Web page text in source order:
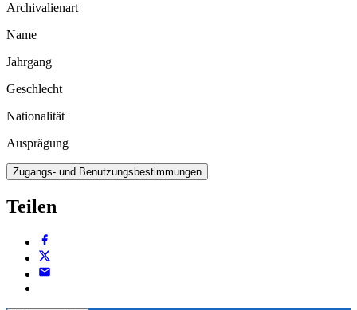
Archivalienart
Name
Jahrgang
Geschlecht
Nationalität
Ausprägung
Zugangs- und Benutzungsbestimmungen
Teilen